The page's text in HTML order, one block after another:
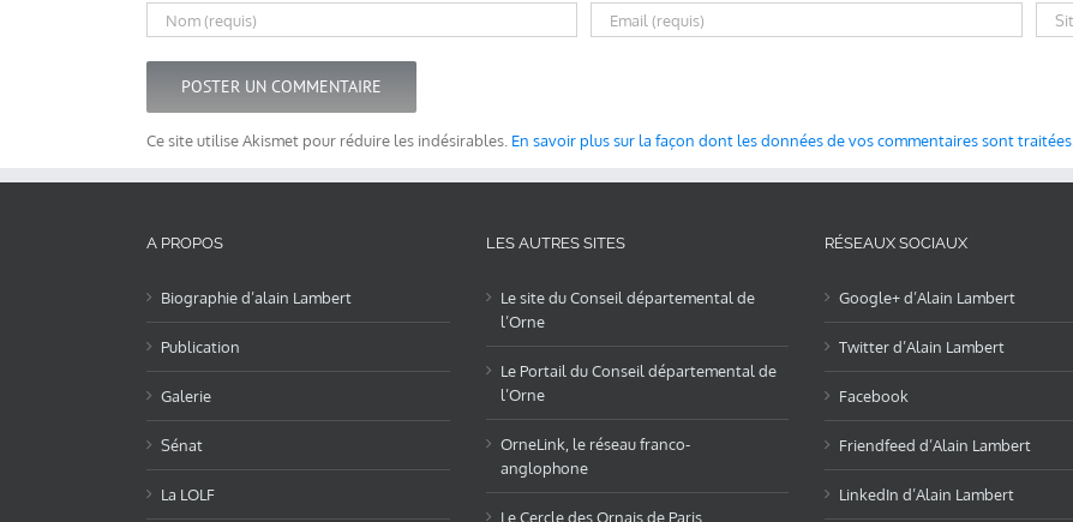
Ce site utilise Akismet pour réduire les indésirables. En savoir plus sur la façon dont les données de vos commentaires sont traitées
A PROPOS
Biographie d’alain Lambert
Publication
Galerie
Sénat
La LOLF
LES AUTRES SITES
Le site du Conseil départemental de
l’Orne
Le Portail du Conseil départemental de
l’Orne
OrneLink, le réseau franco-
anglophone
Le Cercle des Ornais de Paris
RÉSEAUX SOCIAUX
Google+ d’Alain Lambert
Twitter d’Alain Lambert
Facebook
Friendfeed d’Alain Lambert
LinkedIn d’Alain Lambert